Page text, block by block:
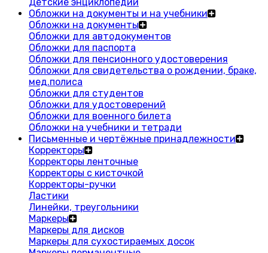
Обложки на документы и на учебники
Обложки на документы
Обложки для автодокументов
Обложки для паспорта
Обложки для пенсионного удостоверения
Обложки для свидетельства о рождении, браке,
мед.полиса
Обложки для студентов
Обложки для удостоверений
Обложки для военного билета
Обложки на учебники и тетради
Письменные и чертёжные принадлежности
Корректоры
Корректоры ленточные
Корректоры с кисточкой
Корректоры-ручки
Ластики
Линейки, треугольники
Маркеры
Маркеры для дисков
Маркеры для сухостираемых досок